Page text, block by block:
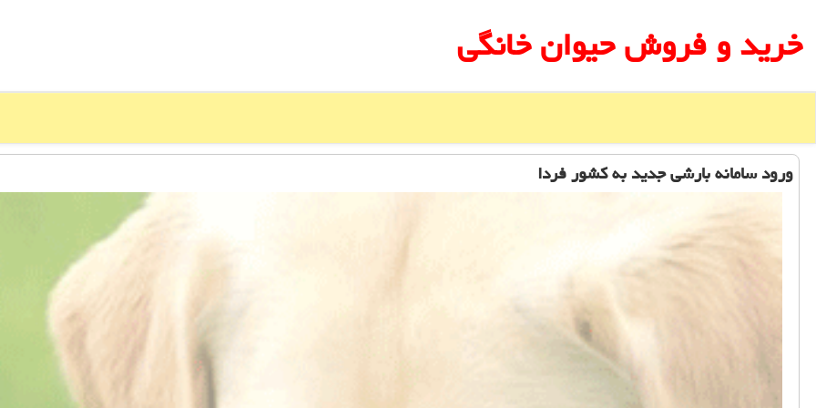
خرید و فروش حیوان خانگی
ورود سامانه بارشی جدید به كشور فردا